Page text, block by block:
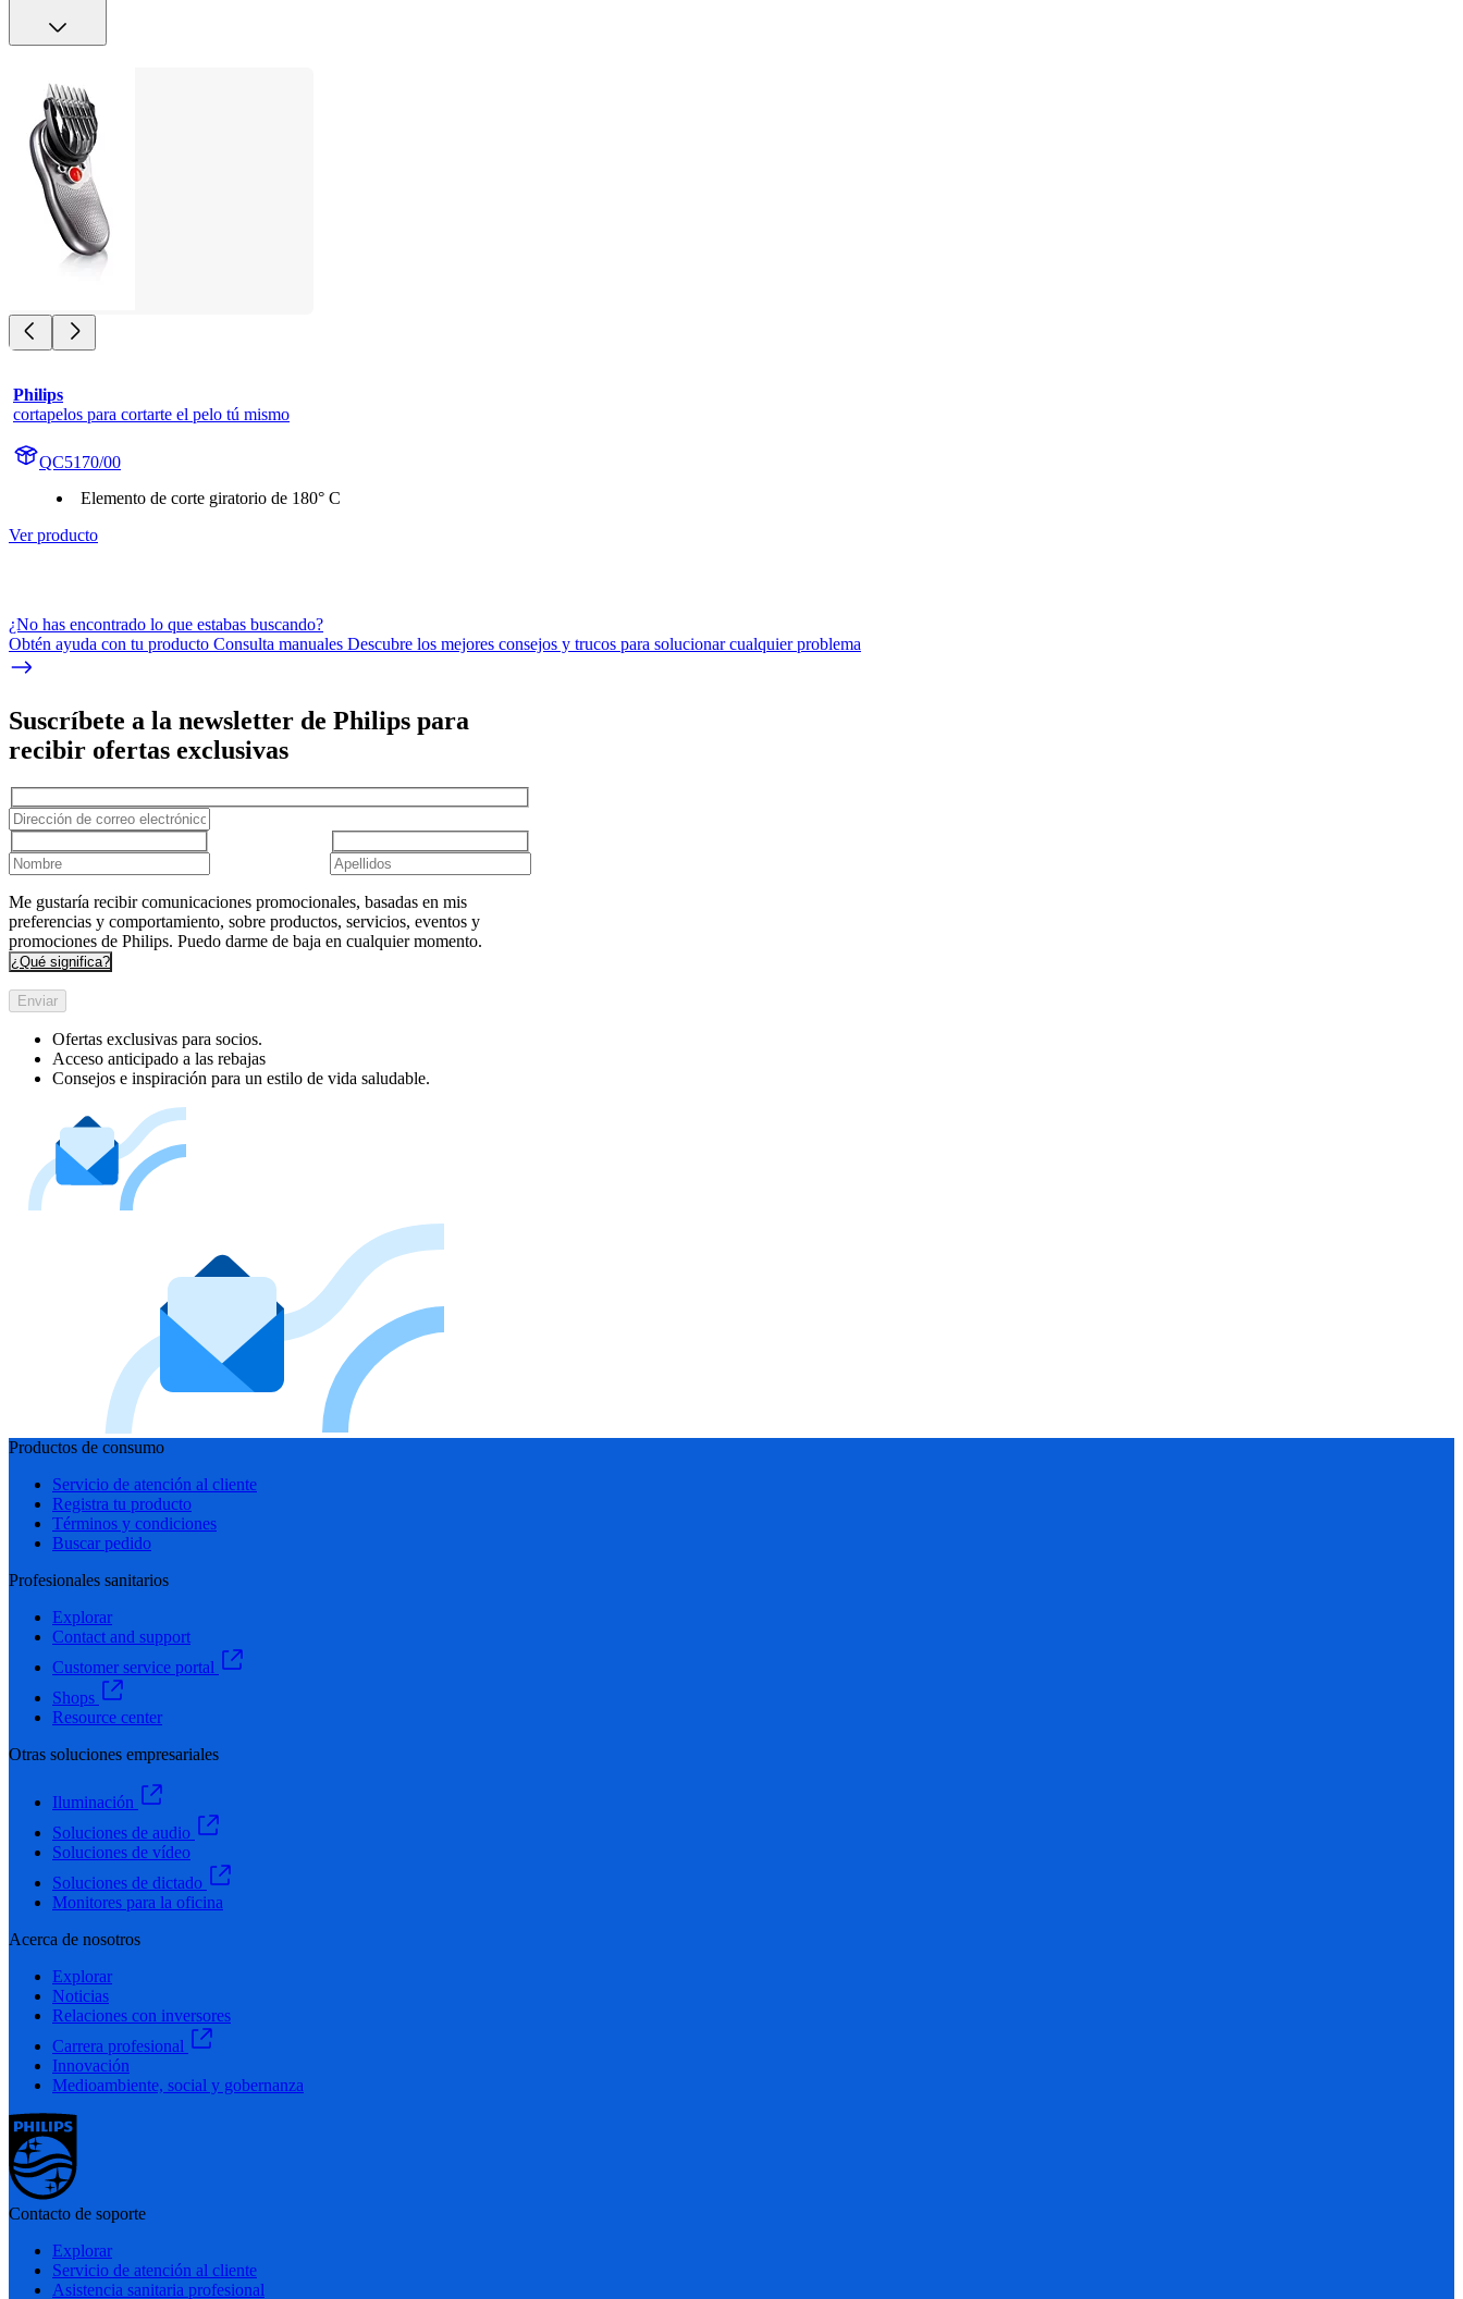
Philips
cortapelos para cortarte el pelo tú mismo
QC5170/00
Elemento de corte giratorio de 180° C
Ver producto
¿No has encontrado lo que estabas buscando?
Obtén ayuda con tu producto Consulta manuales Descubre los mejores consejos y trucos para solucionar cualquier problema
Suscríbete a la newsletter de Philips para
recibir ofertas exclusivas
Me gustaría recibir comunicaciones promocionales, basadas en mis
preferencias y comportamiento, sobre productos, servicios, eventos y
promociones de Philips. Puedo darme de baja en cualquier momento.
¿Qué significa?
Enviar
Ofertas exclusivas para socios.
Acceso anticipado a las rebajas
Consejos e inspiración para un estilo de vida saludable.
Productos de consumo
Servicio de atención al cliente
Registra tu producto
Términos y condiciones
Buscar pedido
Profesionales sanitarios
Explorar
Contact and support
Customer service portal
Shops
Resource center
Otras soluciones empresariales
Iluminación
Soluciones de audio
Soluciones de vídeo
Soluciones de dictado
Monitores para la oficina
Acerca de nosotros
Explorar
Noticias
Relaciones con inversores
Carrera profesional
Innovación
Medioambiente, social y gobernanza
Contacto de soporte
Explorar
Servicio de atención al cliente
Asistencia sanitaria profesional